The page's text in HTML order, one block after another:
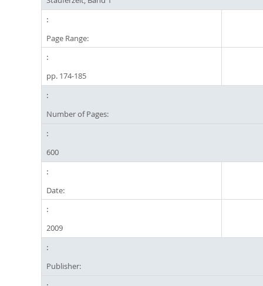
Page Range:
pp. 174-185
Number of Pages:
600
Date:
2009
Publisher: